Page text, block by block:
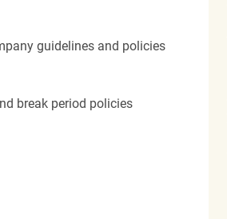
guidelines and policies
break period policies